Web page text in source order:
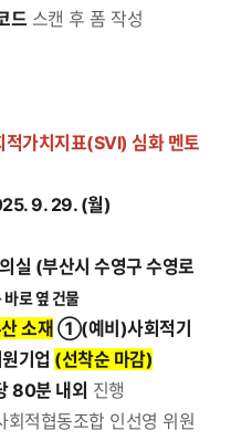
드 스캔 후 폼 작성
적가치지표(SVI) 심화 멘토
9. 29. (월)
실 (부산시 수영구 수영로
로 옆 건물
소재 ①(예비)사회적기
기업 (선착순 마감)
80분 내외 진행
적협동조합 인선영 위원